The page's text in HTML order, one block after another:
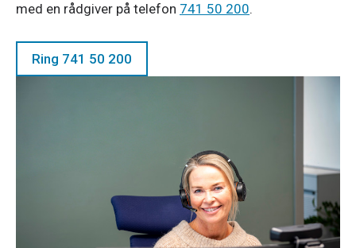
med en rådgiver på telefon 741 50 200.
Ring 741 50 200